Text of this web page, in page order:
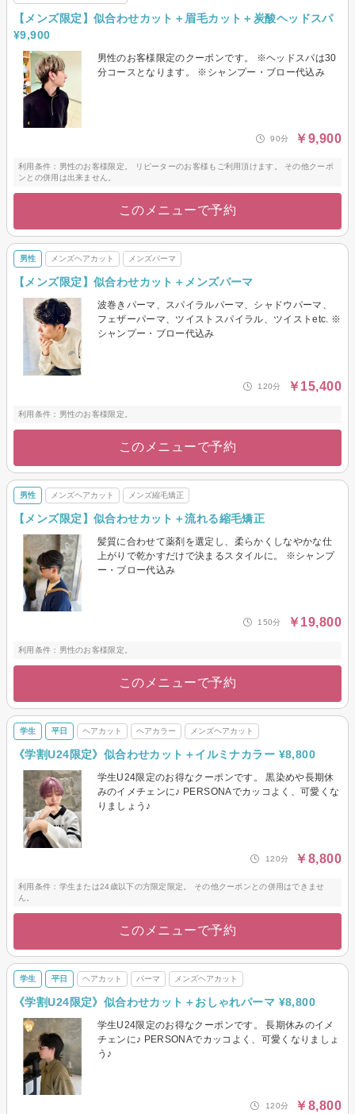
【メンズ限定】似合わせカット＋眉毛カット＋炭酸ヘッドスパ
¥9,900
男性のお客様限定のクーポンです。 ※ヘッドスパは30
分コースとなります。 ※シャンプー・ブロー代込み
90分 ￥9,900
利用条件：男性のお客様限定。 リピーターのお客様もご利用頂けます。 その他クーポ
ンとの併用は出来ません。
このメニューで予約
男性 メンズヘアカット メンズパーマ
【メンズ限定】似合わせカット＋メンズパーマ
波巻きパーマ、スパイラルパーマ、シャドウパーマ、
フェザーパーマ、ツイストスパイラル、ツイストetc. ※
シャンプー・ブロー代込み
120分 ￥15,400
利用条件：男性のお客様限定。
このメニューで予約
男性 メンズヘアカット メンズ縮毛矯正
【メンズ限定】似合わせカット＋流れる縮毛矯正
髪質に合わせて薬剤を選定し、柔らかくしなやかな仕
上がりで乾かすだけで決まるスタイルに。 ※シャンプ
ー・ブロー代込み
150分 ￥19,800
利用条件：男性のお客様限定。
このメニューで予約
学生 平日 ヘアカット ヘアカラー メンズヘアカット
《学割U24限定》似合わせカット＋イルミナカラー ¥8,800
学生U24限定のお得なクーポンです。 黒染めや長期休
みのイメチェンに♪ PERSONAでカッコよく、可愛くな
りましょう♪
120分 ￥8,800
利用条件：学生または24歳以下の方限定限定。 その他クーポンとの併用はできませ
ん。
このメニューで予約
学生 平日 ヘアカット パーマ メンズヘアカット
《学割U24限定》似合わせカット＋おしゃれパーマ ¥8,800
学生U24限定のお得なクーポンです。 長期休みのイメ
チェンに♪ PERSONAでカッコよく、可愛くなりましょ
う♪
120分 ￥8,800